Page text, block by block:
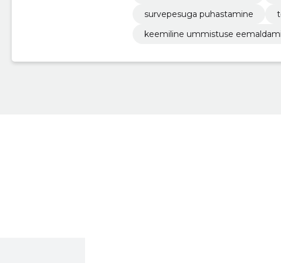
survepesuga puhastamine
keemiline ummistuse